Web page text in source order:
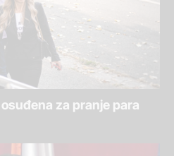
za pranje para